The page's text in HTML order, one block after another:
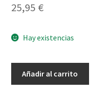
25,95 €
Hay existencias
Añadir al carrito